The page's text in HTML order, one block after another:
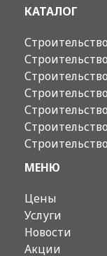
КАТАЛОГ
МЕНЮ
Цены
Услуги
Новости
Акции